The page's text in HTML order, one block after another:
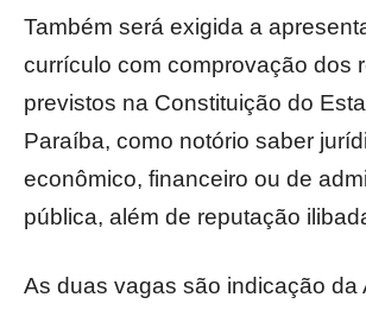
Também será exigida a
currículo com comprovação dos
previstos na Constituição do
Paraíba, como notório saber
econômico, financeiro ou de
pública, além de reputação
As duas vagas são indicação da